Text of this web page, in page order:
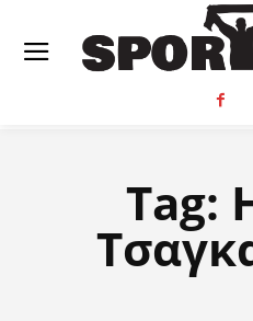
Tag: